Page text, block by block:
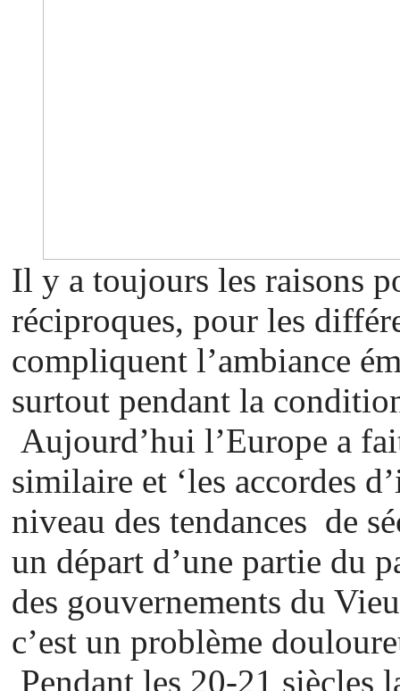
Il y a toujours les raisons
réciproques, pour les
compliquent l’ambiance
surtout pendant la
Aujourd’hui l’Europe a
similaire et ‘les accordes
niveau des tendances de
un départ d’une partie du
des gouvernements du
c’est un problème
Pendant les 20-21 siècles